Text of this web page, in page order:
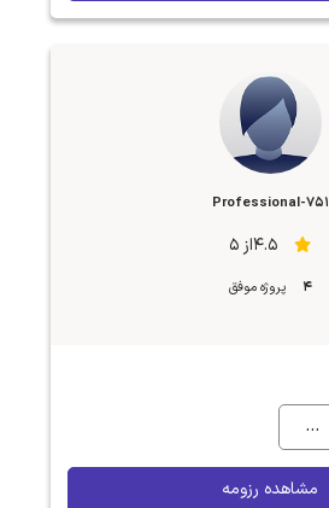
Professional-751
4.5از 5
4 پروژه موفق
...
مشاهده رزومه